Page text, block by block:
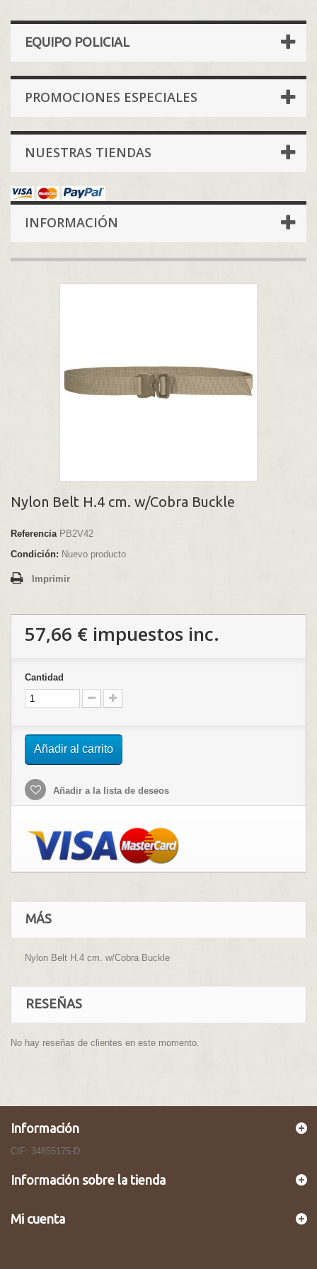
EQUIPO POLICIAL
PROMOCIONES ESPECIALES
NUESTRAS TIENDAS
INFORMACIÓN
Nylon Belt H.4 cm. w/Cobra Buckle
Referencia PB2V42
Condición: Nuevo producto
Imprimir
57,66 € impuestos inc.
Cantidad
Añadir al carrito
Añadir a la lista de deseos
MÁS
Nylon Belt H.4 cm. w/Cobra Buckle
RESEÑAS
No hay reseñas de clientes en este momento.
Información
CIF: 34855175-D
Información sobre la tienda
Mi cuenta